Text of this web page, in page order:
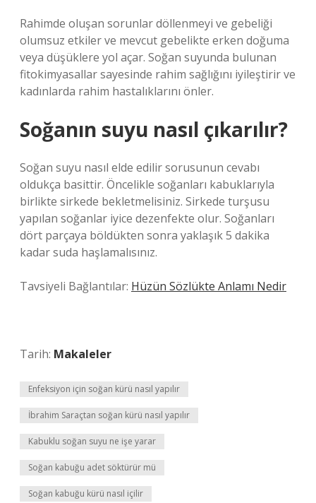
Rahimde oluşan sorunlar döllenmeyi ve gebeliği
olumsuz etkiler ve mevcut gebelikte erken doğuma
veya düşüklere yol açar. Soğan suyunda bulunan
fitokimyasallar sayesinde rahim sağlığını iyileştirir ve
kadınlarda rahim hastalıklarını önler.
Soğanın suyu nasıl çıkarılır?
Soğan suyu nasıl elde edilir sorusunun cevabı
oldukça basittir. Öncelikle soğanları kabuklarıyla
birlikte sirkede bekletmelisiniz. Sirkede turşusu
yapılan soğanlar iyice dezenfekte olur. Soğanları
dört parçaya böldükten sonra yaklaşık 5 dakika
kadar suda haşlamalısınız.
Tavsiyeli Bağlantılar: Hüzün Sözlükte Anlamı Nedir
Tarih: Makaleler
Enfeksiyon için soğan kürü nasıl yapılır
İbrahim Saraçtan soğan kürü nasıl yapılır
Kabuklu soğan suyu ne işe yarar
Soğan kabuğu adet söktürür mü
Soğan kabuğu kürü nasıl içilir